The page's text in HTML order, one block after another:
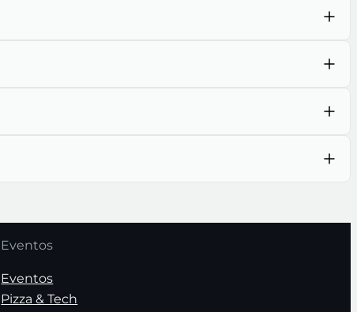
Eventos
Eventos
Pizza & Tech